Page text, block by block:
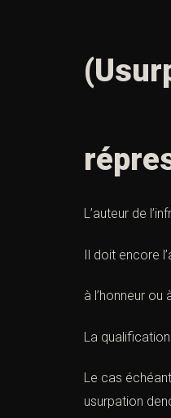
L’auteur de
Il doit encore
à l’honneur
La
Le cas
usurpation